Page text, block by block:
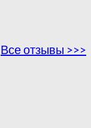
Все отзывы >>>